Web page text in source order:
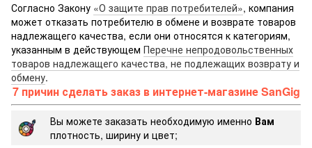
Согласно Закону «О защите прав потребителей», компания
может отказать потребителю в обмене и возврате товаров
надлежащего качества, если они относятся к категориям,
указанным в действующем Перечне непродовольственных
товаров надлежащего качества, не подлежащих возврату и
обмену.
7 причин сделать заказ в интернет-магазине SanGig
Вы можете заказать необходимую именно Вам
плотность, ширину и цвет;